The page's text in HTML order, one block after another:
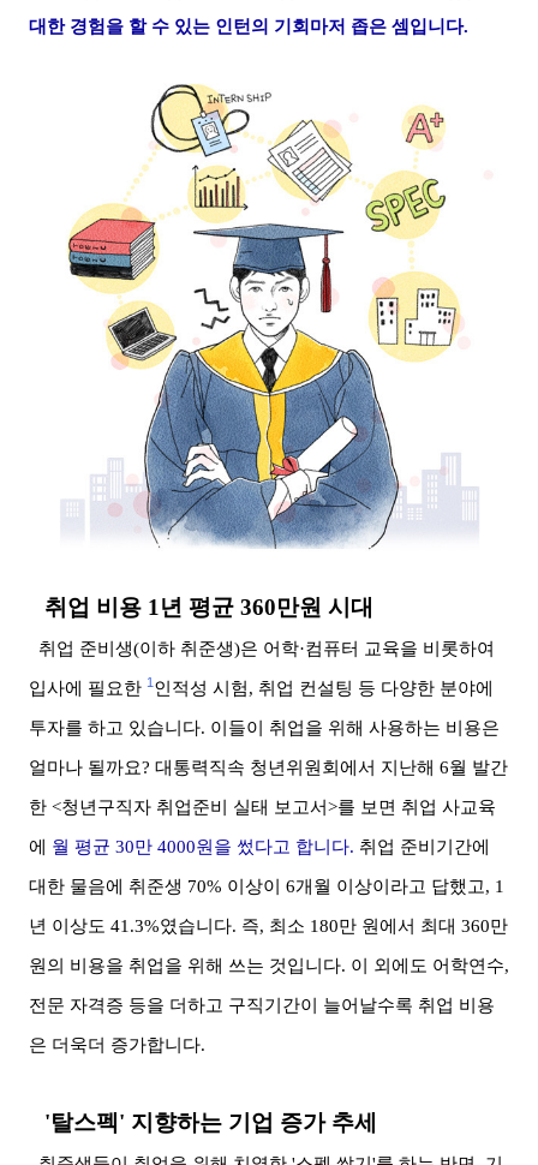
대한 경험을 할 수 있는 인턴의 기회마저 좁은 셈입니다.
취업 비용 1년 평균 360만원 시대
취업 준비생(이하 취준생)은 어학·컴퓨터 교육을 비롯하여
입사에 필요한 1 인적성 시험, 취업 컨설팅 등 다양한 분야에
투자를 하고 있습니다. 이들이 취업을 위해 사용하는 비용은
얼마나 될까요? 대통력직속 청년위원회에서 지난해 6월 발간
한 <청년구직자 취업준비 실태 보고서>를 보면 취업 사교육
에 월 평균 30만 4000원을 썼다고 합니다. 취업 준비기간에
대한 물음에 취준생 70% 이상이 6개월 이상이라고 답했고, 1
년 이상도 41.3%였습니다. 즉, 최소 180만 원에서 최대 360만
원의 비용을 취업을 위해 쓰는 것입니다. 이 외에도 어학연수,
전문 자격증 등을 더하고 구직기간이 늘어날수록 취업 비용
은 더욱더 증가합니다.
'탈스펙' 지향하는 기업 증가 추세